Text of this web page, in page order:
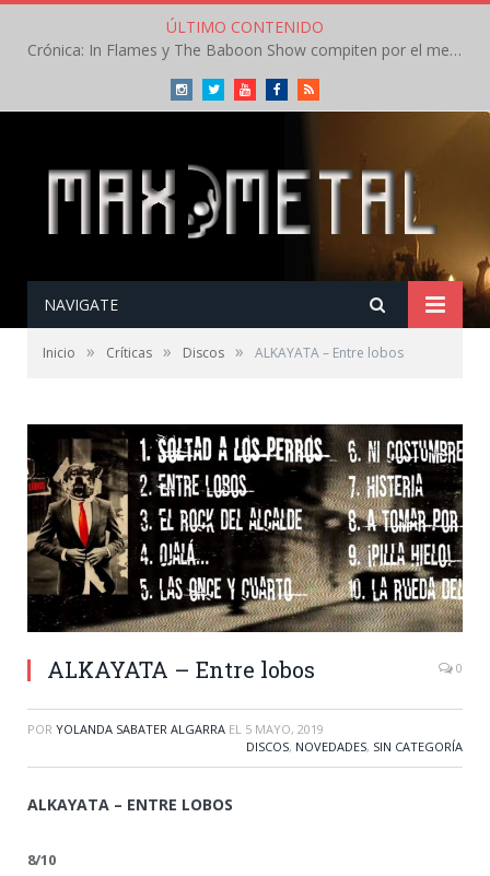
ÚLTIMO CONTENIDO
Crónica: In Flames y The Baboon Show compiten por el mejor concierto del día en el Leyendas del Rock – Viernes – Agosto 2026
InstagramTwitterYoutubeFacebookRSS
NAVIGATE
Inicio » Críticas » Discos » ALKAYATA – Entre lobos
ALKAYATA – Entre lobos 0
POR YOLANDA SABATER ALGARRA EL 5 MAYO, 2019
DISCOS, NOVEDADES, SIN CATEGORÍA
ALKAYATA – ENTRE LOBOS
8/10